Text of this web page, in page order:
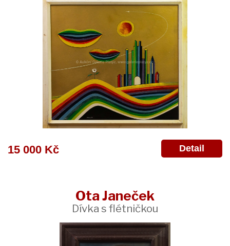
15 000 Kč Detail
Ota Janeček
Dívka s flétničkou